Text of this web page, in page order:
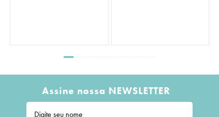
Assine nossa NEWSLETTER